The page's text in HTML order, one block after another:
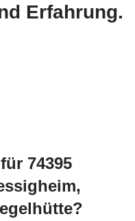
Erfahrung.
74395